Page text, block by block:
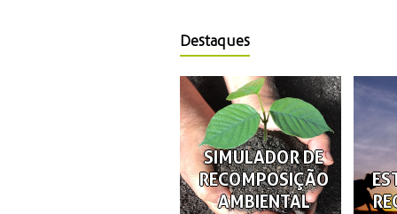
Destaques
SIMULADOR DE
RECOMPOSIÇÃO
AMBIENTAL